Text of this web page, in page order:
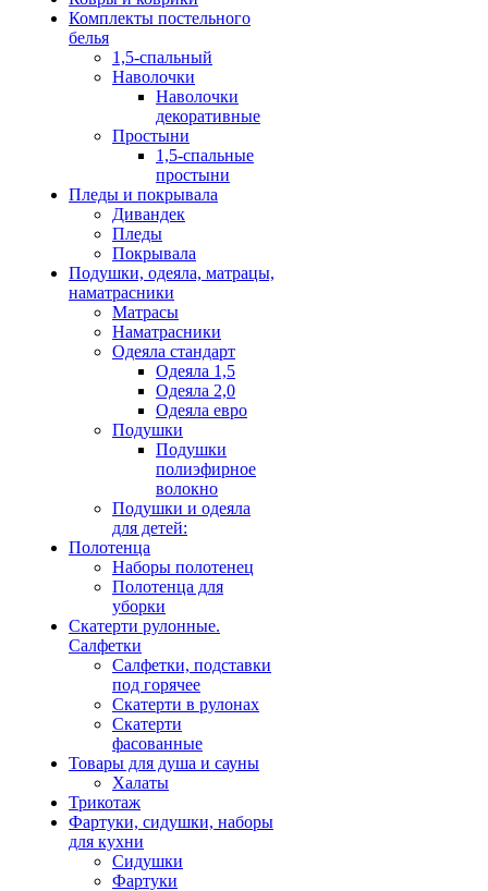
Комплекты постельного
белья
1,5-спальный
Наволочки
Наволочки
декоративные
Простыни
1,5-спальные
простыни
Пледы и покрывала
Дивандек
Пледы
Покрывала
Подушки, одеяла, матрацы,
наматрасники
Матрасы
Наматрасники
Одеяла стандарт
Одеяла 1,5
Одеяла 2,0
Одеяла евро
Подушки
Подушки
полиэфирное
волокно
Подушки и одеяла
для детей:
Полотенца
Наборы полотенец
Полотенца для
уборки
Скатерти рулонные.
Салфетки
Салфетки, подставки
под горячее
Скатерти в рулонах
Скатерти
фасованные
Товары для душа и сауны
Халаты
Трикотаж
Фартуки, сидушки, наборы
для кухни
Сидушки
Фартуки